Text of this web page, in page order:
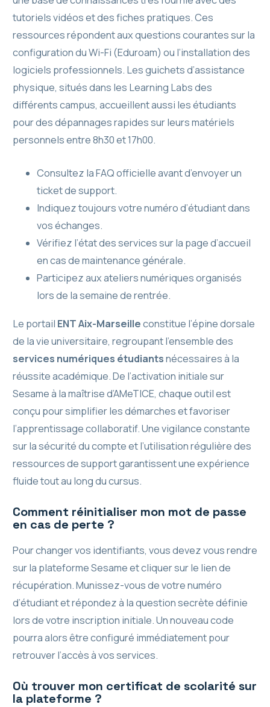
tutoriels vidéos et des fiches pratiques. Ces
ressources répondent aux questions courantes sur la
configuration du Wi-Fi (Eduroam) ou l’installation des
logiciels professionnels. Les guichets d’assistance
physique, situés dans les Learning Labs des
différents campus, accueillent aussi les étudiants
pour des dépannages rapides sur leurs matériels
personnels entre 8h30 et 17h00.
Consultez la FAQ officielle avant d’envoyer un
ticket de support.
Indiquez toujours votre numéro d’étudiant dans
vos échanges.
Vérifiez l’état des services sur la page d’accueil
en cas de maintenance générale.
Participez aux ateliers numériques organisés
lors de la semaine de rentrée.
Le portail ENT Aix-Marseilleconstitue l’épine dorsale
de la vie universitaire, regroupant l’ensemble des
services numériques étudiantsnécessaires à la
réussite académique. De l’activation initiale sur
Sesame à la maîtrise d’AMeTICE, chaque outil est
conçu pour simplifier les démarches et favoriser
l’apprentissage collaboratif. Une vigilance constante
sur la sécurité du compte et l’utilisation régulière des
ressources de support garantissent une expérience
fluide tout au long du cursus.
Comment réinitialiser mon mot de passe
en cas de perte ?
Pour changer vos identifiants, vous devez vous rendre
sur la plateforme Sesame et cliquer sur le lien de
récupération. Munissez-vous de votre numéro
d’étudiant et répondez à la question secrète définie
lors de votre inscription initiale. Un nouveau code
pourra alors être configuré immédiatement pour
retrouver l’accès à vos services.
Où trouver mon certificat de scolarité sur
la plateforme ?